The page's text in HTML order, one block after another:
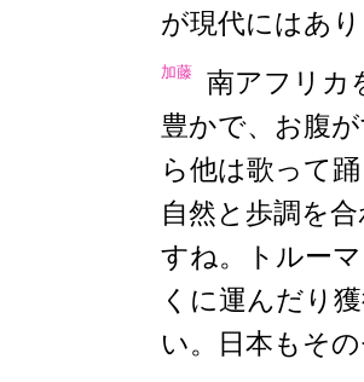
が現代にはあ
加藤
南アフリカ
豊かで、お腹
ら他は歌って
自然と歩調を
すね。トルー
くに運んだり
い。日本もそ